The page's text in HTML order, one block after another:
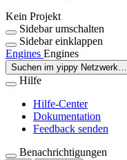
Kein Projekt
Sidebar umschalten
Sidebar einklappen
Engines Engines
Suchen im yippy Netzwerk…
Hilfe
Hilfe-Center
Dokumentation
Feedback senden
Benachrichtigungen